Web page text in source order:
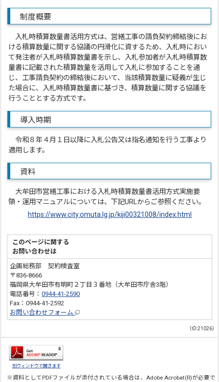
制度概要
入札時積算数量書活用方式は、営繕工事の請負契約締結後にお
ける積算数量に関する協議の円滑化に資するため、入札時におい
て発注者が入札時積算数量書を示し、入札参加者が入札時積算数
量書に記載された積算数量を活用して入札に参加することを通
じ、工事請負契約の締結後において、当該積算数量に疑義が生じ
た場合に、入札時積算数量書に基づき、積算数量に関する協議を
行うこととする方式です。
導入時期
令和８年４月１日以降に入札公告又は指名通知を行う工事より
適用します。
資料
大牟田市営繕工事における入札時積算数量書活用方式実施要
領・運用マニュアルについては、下記URLからご参照ください。
https://www.city.omuta.lg.jp/kiji00321008/index.html
このページに関する
お問い合わせは
企画総務部 契約検査室
〒836-8666
福岡県大牟田市有明町２丁目３番地（大牟田市庁舎3階）
電話番号：0944-41-2590
Fax：0944-41-2592
お問い合わせフォーム
（ID:21026）
別ウィンドウで開きます
※資料としてPDFファイルが添付されている場合は、Adobe Acrobat(R)が必要で